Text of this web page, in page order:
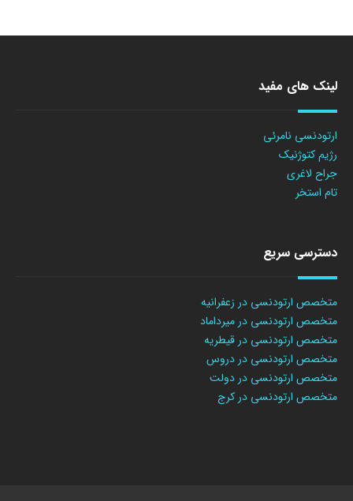
لینک های مفید
ارتودنسی نامرئی
رژیم کتوژنیک
جراح لاغری
تام استخر
دسترسی سریع
متخصص ارتودنسی در زعفرانیه
متخصص ارتودنسی در میرداماد
متخصص ارتودنسی در قیطریه
متخصص ارتودنسی در دروس
متخصص ارتودنسی در دولت
متخصص ارتودنسی در کرج